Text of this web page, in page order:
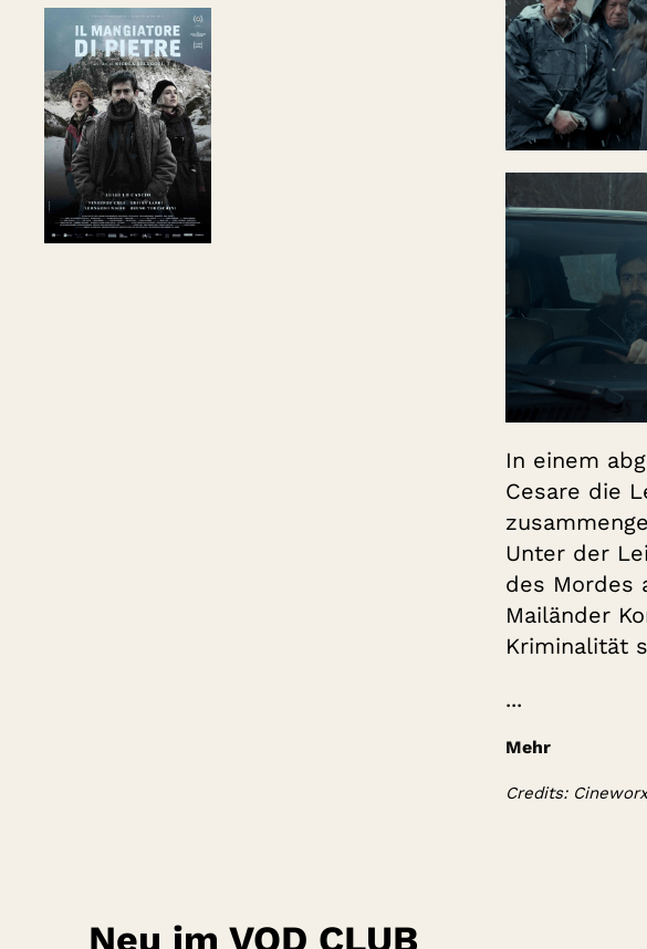
In einem
Cesare die
Unter der
des Mordes
Mailänder
Kriminalität
...
Mehr
Credits:
Neu im VOD CLUB